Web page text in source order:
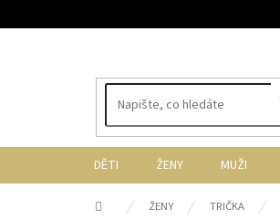
na
DĚTI ŽENY MUŽI
Domů ŽENY TRIČKA